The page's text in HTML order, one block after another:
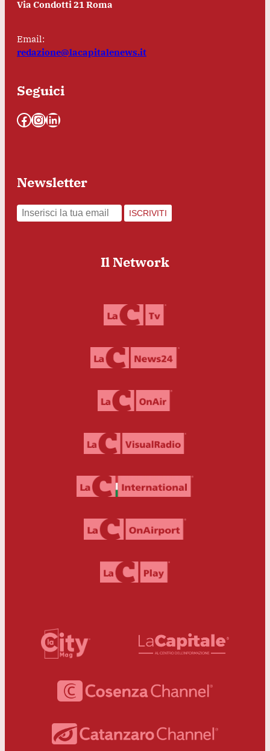
Via Condotti 21 Roma
Email:
redazione@lacapitalenews.it
Seguici
Facebook InstagramLinkedIn
Newsletter
ISCRIVITI
Il Network